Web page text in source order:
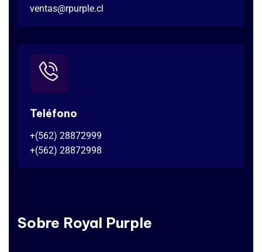
ventas@rpurple.cl
Teléfono
+(562) 28872999
+(562) 28872998
Sobre Royal Purple